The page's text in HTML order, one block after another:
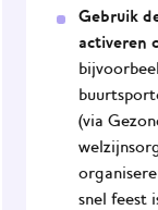
Gebruik
activeren
(via
snel feest